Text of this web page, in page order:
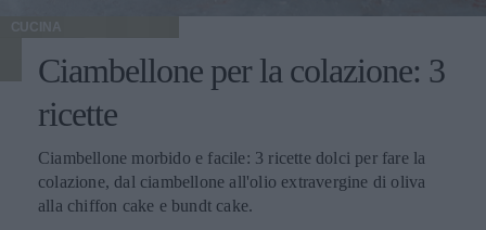
CUCINA
Ciambellone per la colazione: 3
ricette
Ciambellone morbido e facile: 3 ricette dolci per fare la
colazione, dal ciambellone all'olio extravergine di oliva
alla chiffon cake e bundt cake.